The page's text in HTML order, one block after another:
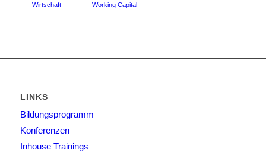
Wirtschaft
Working Capital
LINKS
Bildungsprogramm
Konferenzen
Inhouse Trainings